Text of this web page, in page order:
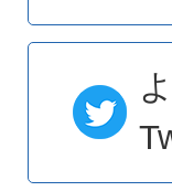
了に伴
2026年